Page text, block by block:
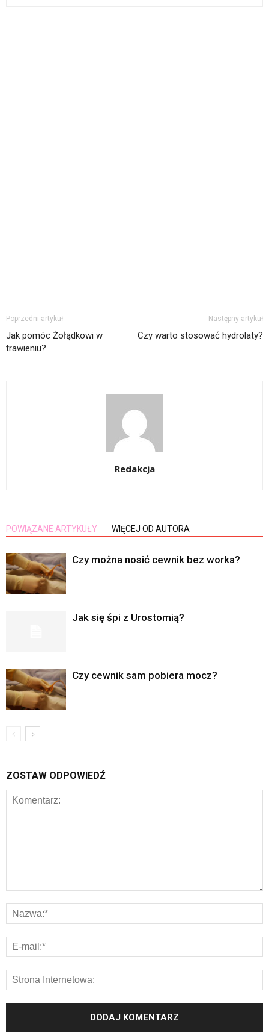
Poprzedni artykuł
Jak pomóc Żołądkowi w
trawieniu?
Następny artykuł
Czy warto stosować hydrolaty?
Redakcja
POWIĄZANE ARTYKUŁY WIĘCEJ OD AUTORA
Czy można nosić cewnik bez worka?
Jak się śpi z Urostomią?
Czy cewnik sam pobiera mocz?
ZOSTAW ODPOWIEDŹ